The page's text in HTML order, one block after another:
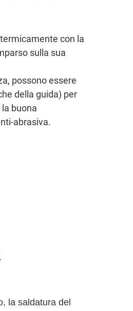
con la
sulla sua
possono essere
della guida) per
buona
abrasiva.
la saldatura del